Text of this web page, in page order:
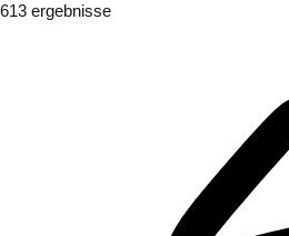
613 ergebnisse